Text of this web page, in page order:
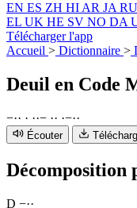
EN ES ZH HI AR JA RU
EL UK HE SV NO DA
Télécharger l'app
Accueil > Dictionnaire >
Deuil en Code
−·· · ··− ·· ·−··
Écouter
Décomposition
D −··